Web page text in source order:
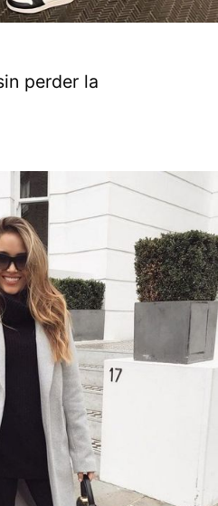
perder la